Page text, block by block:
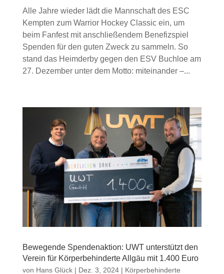
Alle Jahre wieder lädt die Mannschaft des ESC
Kempten zum Warrior Hockey Classic ein, um
beim Fanfest mit anschließendem Benefizspiel
Spenden für den guten Zweck zu sammeln. So
stand das Heimderby gegen den ESV Buchloe am
27. Dezember unter dem Motto: miteinander –...
Bewegende Spendenaktion: UWT unterstützt den
Verein für Körperbehinderte Allgäu mit 1.400 Euro
von Hans Glück| Dez. 3, 2024| Körperbehinderte